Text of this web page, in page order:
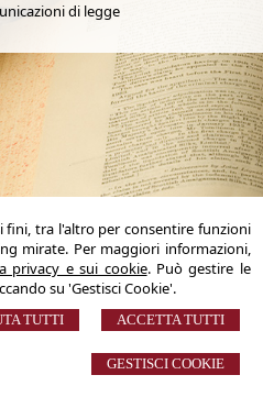
fini, tra l'altro per consentire funzioni
mirate. Per maggiori informazioni,
privacy e sui cookie. Può gestire le
su 'Gestisci Cookie'.
ACCETTA TUTTI
TUTTI
GESTISCI COOKIE
di legge
(TO)
- email:s.darrigo@libero.it
D'Arrigo. Tutti i diritti riservati | P.IVA